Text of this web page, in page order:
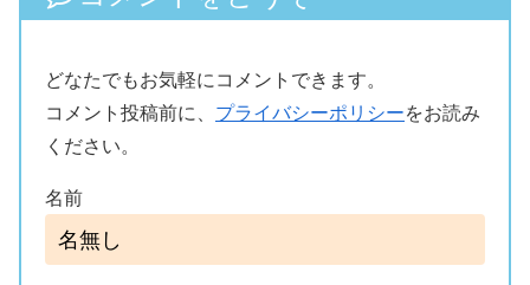
どなたでもお気軽にコメントできます。
コメント投稿前に、 プライバシーポリシーをお読み
ください。
名前